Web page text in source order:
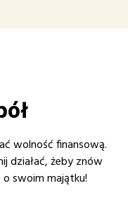
wolność finansową.
działać, żeby znów
swoim majątku!